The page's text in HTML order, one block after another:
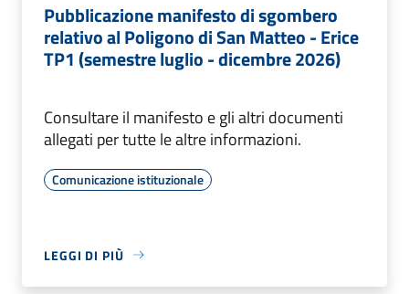
Pubblicazione manifesto di sgombero
relativo al Poligono di San Matteo - Erice
TP1 (semestre luglio - dicembre 2026)
Consultare il manifesto e gli altri documenti
allegati per tutte le altre informazioni.
Comunicazione istituzionale
LEGGI DI PIÙ